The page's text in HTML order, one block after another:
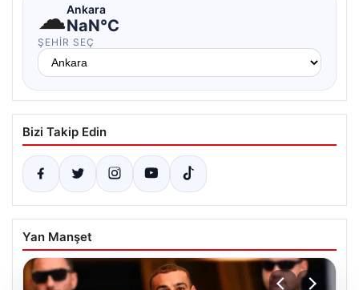
☁Ankara
NaN°C
ŞEHIR SEÇ
Bizi Takip Edin
Yan Manşet